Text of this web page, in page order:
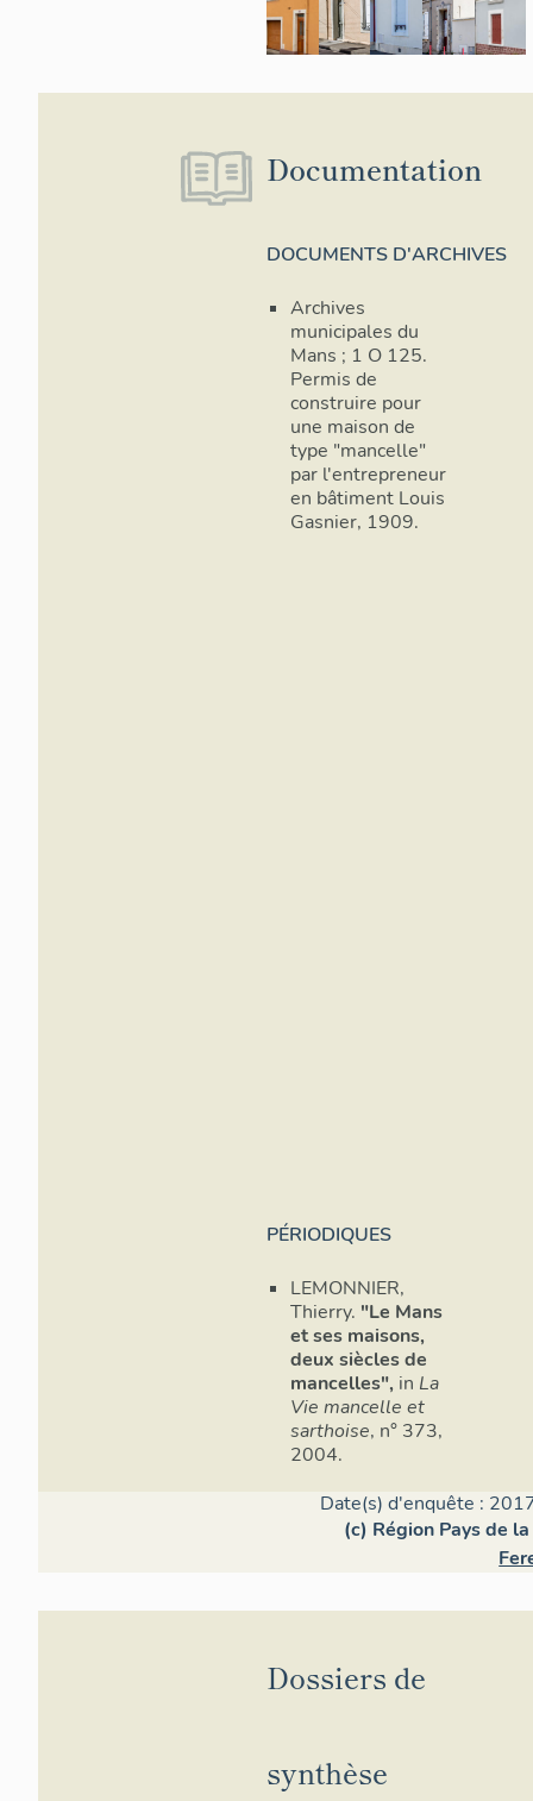
Documentation
DOCUMENTS D'ARCHIVES
Archives
municipales du
Mans ; 1 O 125.
Permis de
construire pour
une maison de
type "mancelle"
par l'entrepreneur
en bâtiment Louis
Gasnier, 1909.
PÉRIODIQUES
LEMONNIER,
Thierry. "Le Mans
et ses maisons,
deux siècles de
mancelles", in La
Vie mancelle et
sarthoise, n° 373,
2004.
Date(s) d'enquête :
(c) Région Pays de
Dossiers de
synthèse